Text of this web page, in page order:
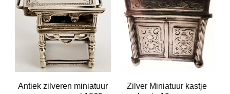
Antiek zilveren miniatuur
Zilver Miniatuur kastje